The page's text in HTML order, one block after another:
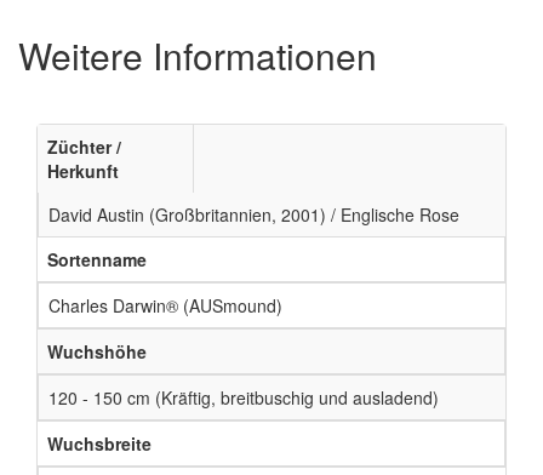
Weitere Informationen
Züchter /
Herkunft
David Austin (Großbritannien, 2001) / Englische Rose
Sortenname
Charles Darwin® (AUSmound)
Wuchshöhe
120 - 150 cm (Kräftig, breitbuschig und ausladend)
Wuchsbreite